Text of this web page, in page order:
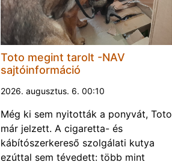
Toto megint tarolt -NAV
sajtóinformáció
2026. augusztus. 6. 00:10
Még ki sem nyitották a ponyvát, Toto
már jelzett. A cigaretta- és
kábítószerkereső szolgálati kutya
ezúttal sem tévedett: több mint